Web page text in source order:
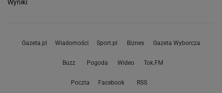
Wyniki
Gazeta.pl Wiadomości Sport.pl Biznes Gazeta Wyborcza
Buzz Pogoda Wideo Tok.FM
Poczta Facebook RSS